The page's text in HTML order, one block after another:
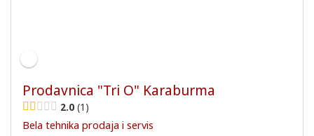
Prodavnica "Tri O" Karaburma
2.0 1
Bela tehnika prodaja i servis